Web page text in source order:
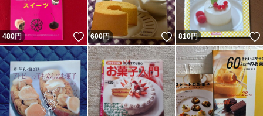
480円 いいね！
600円 いいね！
810円